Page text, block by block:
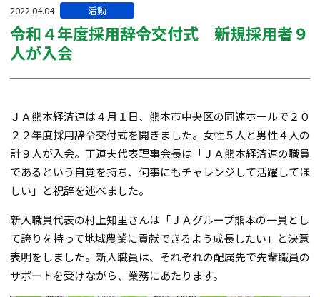
2022.04.04 カ
テ
ゴ
リー:
活動
令和４年度採用辞令交付式 新規採用者９
人が入会
ＪＡ熊本経済連は４月１日、熊本市中央区の同連ホールで２０
２２年度採用辞令交付式を開きました。女性５人と男性４人の
計９人が入会。丁道夫代表理事会長は「ＪＡ熊本経済連の職員
であるという自覚を持ち、何事にもチャレンジして活躍してほ
しい」と祝辞を述べました。
新入職員代表の村上知里さんは「ＪＡグループ熊本の一員とし
て誇りを持って地域農業に貢献できるよう成長したい」と決意
表明をしました。新入職員は、それぞれの配属先で先輩職員の
サポートを受けながら、業務にあたります。